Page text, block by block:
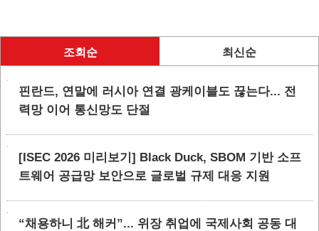
조회순 최신순
핀란드, 연말에 러시아 연결 광케이블도 끊는다... 전
력망 이어 통신망도 단절
[ISEC 2026 미리보기] Black Duck, SBOM 기반 소프
트웨어 공급망 보안으로 글로벌 규제 대응 지원
“채용하니 北 해커”... 위장 취업에 국제사회 공동 대